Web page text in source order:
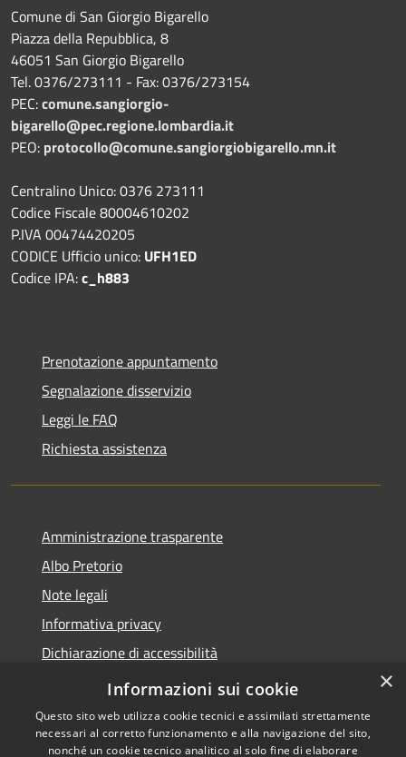
Comune di San Giorgio Bigarello
Piazza della Repubblica, 8
46051 San Giorgio Bigarello
Tel. 0376/273111 - Fax: 0376/273154
PEC:comune.sangiorgio-
bigarello@pec.regione.lombardia.it
PEO: protocollo@comune.sangiorgiobigarello.mn.it
Centralino Unico: 0376 273111
Codice Fiscale 80004610202
P.IVA 00474420205
CODICE Ufficio unico: UFH1ED
Codice IPA:c_h883
Prenotazione appuntamento
Segnalazione disservizio
Leggi le FAQ
Richiesta assistenza
Amministrazione trasparente
Albo Pretorio
Note legali
Informativa privacy
Dichiarazione di accessibilità
Obiettivi di accessibilità
×
Informazioni sui cookie
Questo sito web utilizza cookie tecnici e assimilati strettamente
necessari al corretto funzionamento e alla navigazione del sito,
nonché un cookie tecnico analitico al solo fine di elaborare